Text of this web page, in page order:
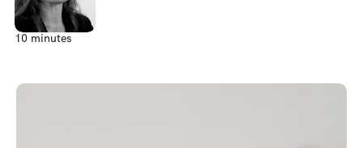
10 minutes